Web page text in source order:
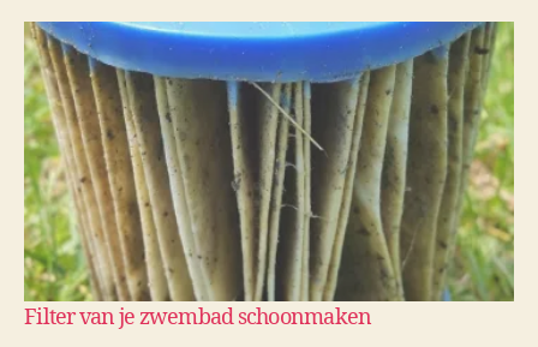
Filter van je zwembad schoonmaken